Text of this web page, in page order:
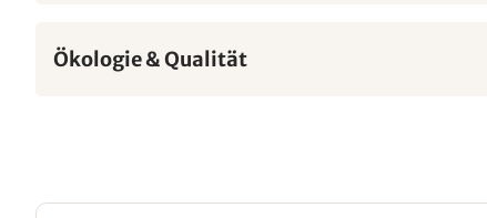
Ökologie & Qualität